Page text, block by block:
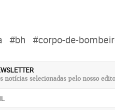
#bh #corpo-de-
notícias selecionadas pelo nosso